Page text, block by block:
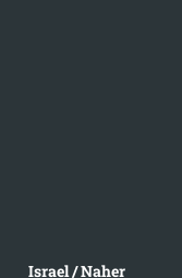
Israel / Naher